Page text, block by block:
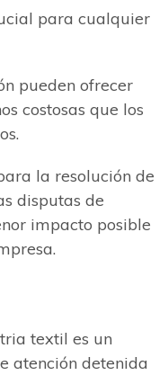
para cualquier
pueden ofrecer
costosas que los
la resolución de
disputas de
impacto posible
textil es un
atención detenida